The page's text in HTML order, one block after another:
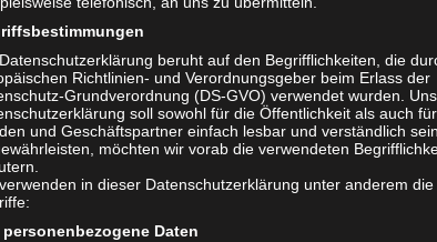
in Nürnberg
geht es längst nicht nur
sondern um Produkttrends,
Handelstauglichkeit,
internationale
– und (für uns besonders
um Brettspiele, Roll-&-Write-
und...
zwischen
beruht auf den Begrifflichkeiten, die
Richtlinien- und Verordnungsgeber beim Erlass der
Grundverordnung (DS-GVO) verwendet wurden.
soll sowohl für die Öffentlichkeit als auch
und Geschäftspartner einfach lesbar und verständlich
möchten wir vorab die verwendeten
in dieser Datenschutzerklärung unter anderem
Daten